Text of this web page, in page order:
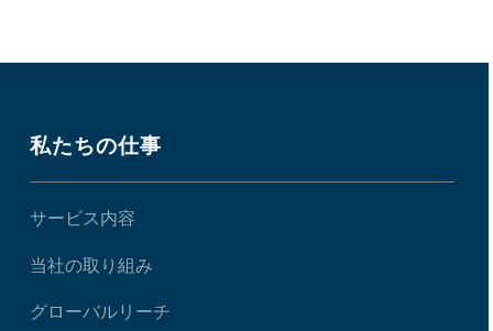
私たちの仕事
サービス内容
当社の取り組み
グローバルリーチ